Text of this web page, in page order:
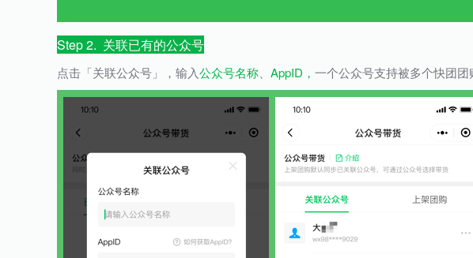
Step 2. 关联已有的公众号
点击「关联公众号」，输入公众号名称、AppID， 一个公众号支持被多个快团团